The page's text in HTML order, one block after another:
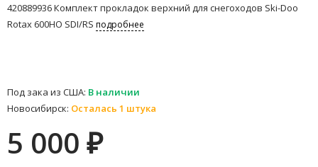
420889936 Комплект прокладок верхний для снегоходов Ski-Doo
Rotax 600HO SDI/RS подробнее
Под зака из США: В наличии
Новосибирск: Осталась 1 штука
5 000 ₽